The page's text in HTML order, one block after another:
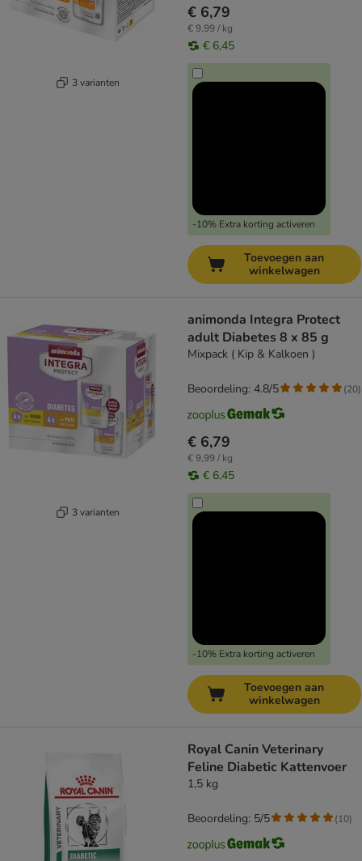
3 varianten
€ 6,79
€ 9,99 / kg
€ 6,45
-10% Extra korting activeren
Toevoegen aan
winkelwagen
3 varianten
animonda Integra Protect
adult Diabetes 8 x 85 g
Mixpack ( Kip & Kalkoen )
€ 6,79
€ 9,99 / kg
€ 6,45
-10% Extra korting activeren
Beoordeling: 4.8/5 (20)
Toevoegen aan
winkelwagen
Royal Canin Veterinary
Feline Diabetic Kattenvoer
1,5 kg
Beoordeling: 5/5 (10)